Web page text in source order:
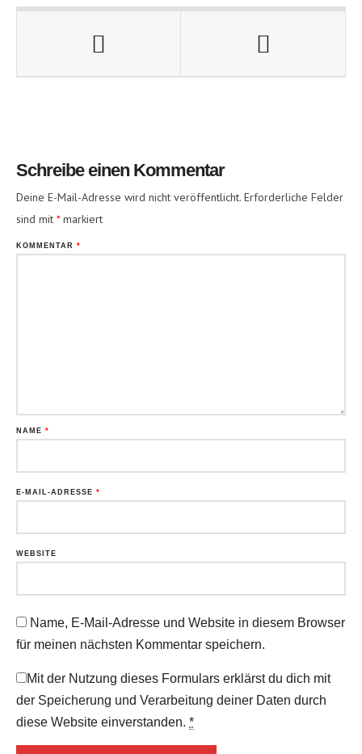
Schreibe einen Kommentar
Deine E-Mail-Adresse wird nicht veröffentlicht. Erforderliche Felder
sind mit *markiert
KOMMENTAR *
NAME *
E-MAIL-ADRESSE *
WEBSITE
Name, E-Mail-Adresse und Website in diesem Browser
für meinen nächsten Kommentar speichern.
Mit der Nutzung dieses Formulars erklärst du dich mit
der Speicherung und Verarbeitung deiner Daten durch
diese Website einverstanden. *